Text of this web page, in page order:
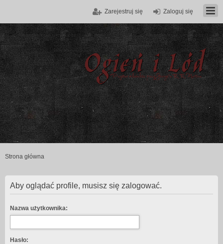
Zaloguj się
Zarejestruj się
Strona główna
Aby oglądać profile, musisz się zalogować.
Nazwa użytkownika:
Hasło: